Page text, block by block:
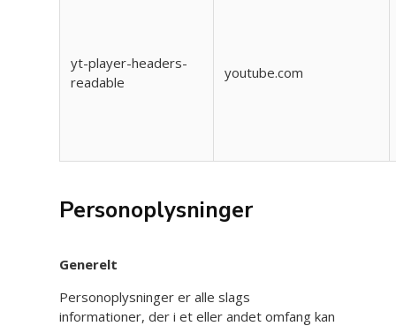
yt-player-headers-
readable
youtube.com
Personoplysninger
Generelt
Personoplysninger er alle slags
informationer, der i et eller andet omfang kan